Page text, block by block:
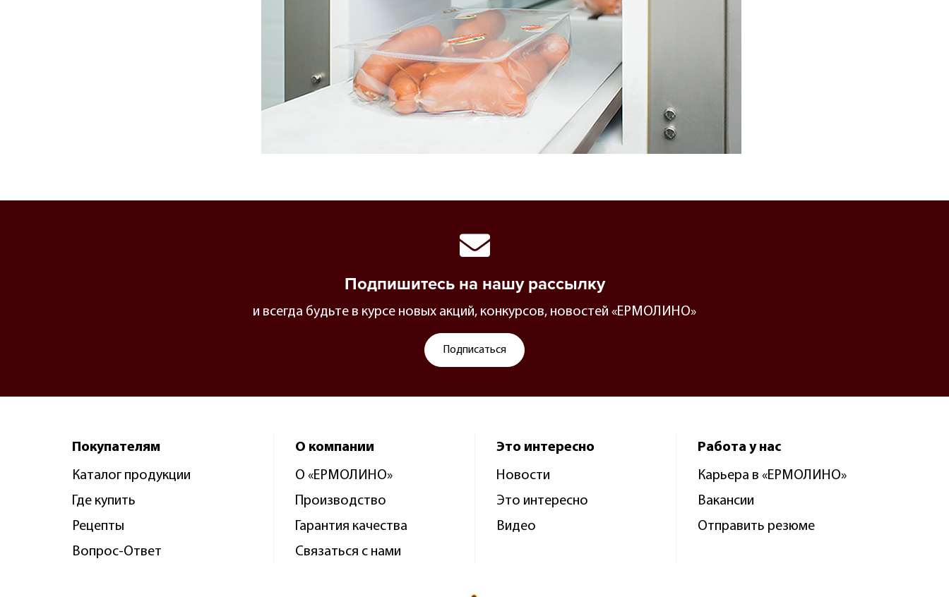
Подпишитесь на нашу рассылку
и всегда будьте в курсе новых акций, конкурсов, новостей «ЕРМОЛИНО»
Подписаться
Покупателям
Каталог продукции
Где купить
Рецепты
Вопрос-Ответ
О компании
О «ЕРМОЛИНО»
Производство
Гарантия качества
Связаться с нами
Это интересно
Новости
Это интересно
Видео
Работа у нас
Карьера в «ЕРМОЛИНО»
Вакансии
Отправить резюме